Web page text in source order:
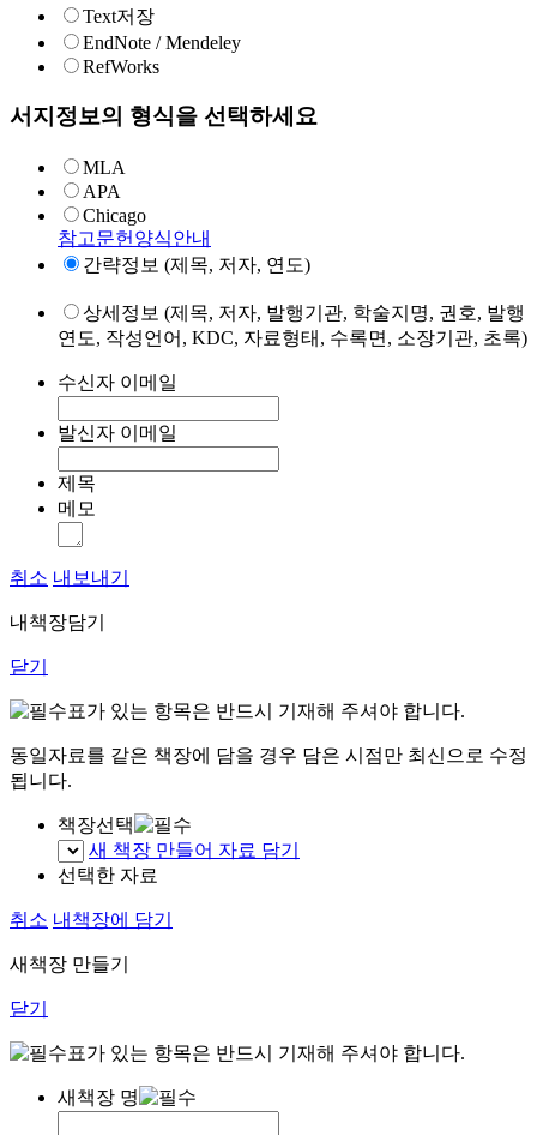
Text저장
EndNote / Mendeley
RefWorks
서지정보의 형식을 선택하세요
MLA
APA
Chicago
참고문헌양식안내
간략정보 (제목, 저자, 연도)
상세정보 (제목, 저자, 발행기관, 학술지명, 권호, 발행
연도, 작성언어, KDC, 자료형태, 수록면, 소장기관, 초록)
수신자 이메일
발신자 이메일
제목
메모
취소 내보내기
내책장담기
닫기
표가 있는 항목은 반드시 기재해 주셔야 합니다.
동일자료를 같은 책장에 담을 경우 담은 시점만 최신으로 수정
됩니다.
책장선택
새 책장 만들어 자료 담기
선택한 자료
취소 내책장에 담기
새책장 만들기
닫기
표가 있는 항목은 반드시 기재해 주셔야 합니다.
새책장 명